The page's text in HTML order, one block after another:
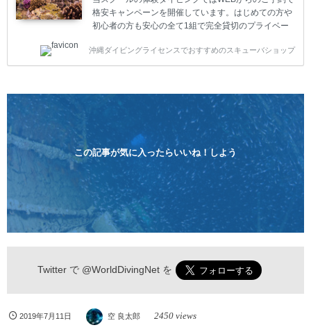
格安キャンペーンを開催しています。はじめての方や
初心者の方も安心の全て1組で完全貸切のプライベー
1人様から気軽にご参加ください。 全てのコースで高
画質の記念撮影&水中撮影付きです。初心者の方やダ
ンペーン！！￥16800 ￥11800(税込) 器材 / 送迎 / 保
険 / 全て込み ダイビングがはじめての方や初心者でも
気軽に体験できる半日のコース。沖縄本島のビーチか
らのんびりダイビングを楽しめます...
沖縄ダイビングライセンスでおすすめのスキューバショップ
この記事が気に入ったらいいね！しよう
Twitter で @WorldDivingNetを
2019年7月11日 空 良太郎 2450 views